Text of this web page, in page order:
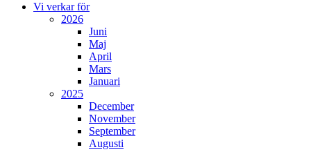
Vi verkar för
2026
Juni
Maj
April
Mars
Januari
2025
December
November
September
Augusti